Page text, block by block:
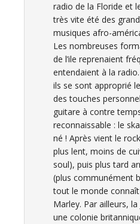
radio de la Floride et
très vite été des
musiques afro-
Les nombreuses
de l’ile reprenaient
entendaient à la
ils se sont approprié
des touches
guitare à contre
reconnaissable : le
né ! Après vient le
plus lent, moins de
soul), puis plus tard
(plus communément
tout le monde
Marley. Par ailleurs,
une colonie